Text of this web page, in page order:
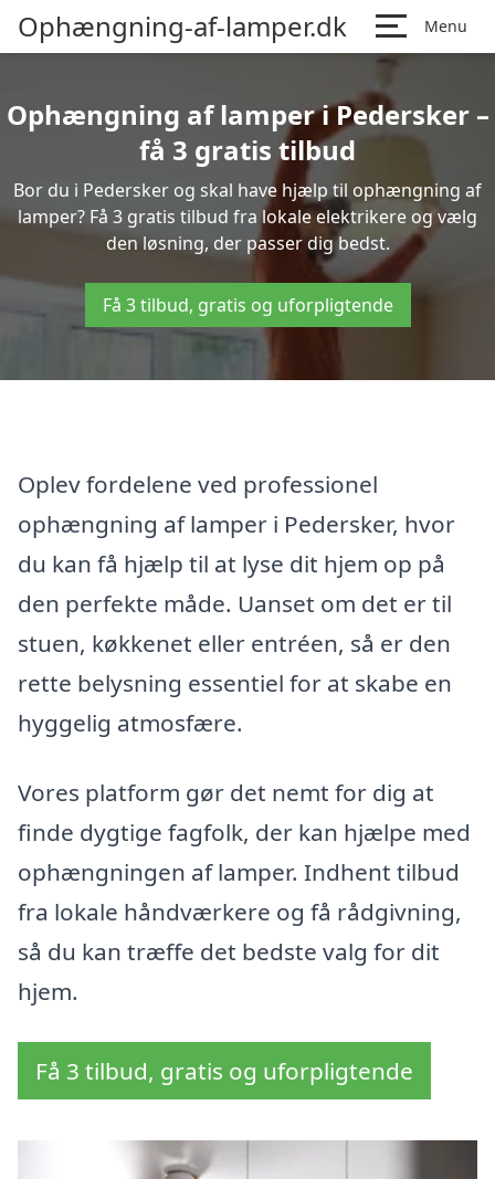
Ophængning-af-lamper.dk Menu
Ophængning af lamper i Pedersker –
få 3 gratis tilbud
Bor du i Pedersker og skal have hjælp til ophængning af
lamper? Få 3 gratis tilbud fra lokale elektrikere og vælg
den løsning, der passer dig bedst.
Få 3 tilbud, gratis og uforpligtende
Oplev fordelene ved professionel
ophængning af lamper i Pedersker, hvor
du kan få hjælp til at lyse dit hjem op på
den perfekte måde. Uanset om det er til
stuen, køkkenet eller entréen, så er den
rette belysning essentiel for at skabe en
hyggelig atmosfære.
Vores platform gør det nemt for dig at
finde dygtige fagfolk, der kan hjælpe med
ophængningen af lamper. Indhent tilbud
fra lokale håndværkere og få rådgivning,
så du kan træffe det bedste valg for dit
hjem.
Få 3 tilbud, gratis og uforpligtende